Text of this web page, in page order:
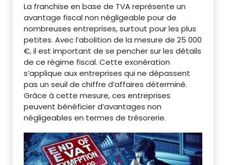
La franchise en base de TVA représente un
avantage fiscal non négligeable pour de
nombreuses entreprises, surtout pour les plus
petites. Avec l’abolition de la mesure de 25 000
€, il est important de se pencher sur les détails
de ce régime fiscal. Cette exonération
s’applique aux entreprises qui ne dépassent
pas un seuil de chiffre d’affaires déterminé.
Grâce à cette mesure, ces entreprises
peuvent bénéficier d’avantages non
négligeables en termes de trésorerie.